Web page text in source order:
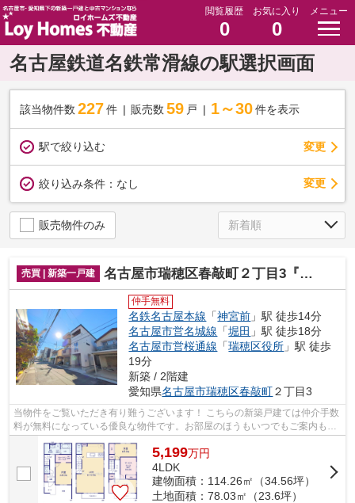
閲覧履歴
0
お気に入り
0
メニュー
名古屋鉄道名鉄常滑線の駅選択画面
該当物件数 227件 販売数 59 戸 1～30 件を表示
駅で絞り込む 変更
絞り込み条件： なし 変更
販売物件のみ
売買 | 新築一戸建 名古屋市瑞穂区春敲町２丁目3『仲介料無料』新築戸建て
仲手無料
名鉄名古屋本線 「神宮前 」駅 徒歩14分
名古屋市営名城線 「堀田 」駅 徒歩18分
名古屋市営桜通線 「瑞穂区役所 」駅 徒歩
19分
新築 / 2階建
愛知県名古屋市瑞穂区春敲町２丁目3
当物件をご覧いただき有り難うございます！ こちらの新築戸建ては仲介手数
料が無料になっている優良な物件です。お部屋のほうもいつでもご案内もさ
せて頂きますのでお気軽にお問合せ下...
5,199万円
4LDK
建物面積：114.26㎡（34.56坪）
土地面積：78.03㎡（23.6坪）